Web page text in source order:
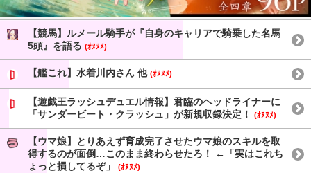
【競馬】ルメール騎手が『自身のキャリアで騎乗した名馬
5頭』を語る (ｵﾇﾇﾒ)
【艦これ】水着川内さん 他 (ｵﾇﾇﾒ)
【遊戯王ラッシュデュエル情報】君臨のヘッドライナーに
「サンダービート・クラッシュ」が新規収録決定！
(ｵﾇﾇﾒ)
【ウマ娘】とりあえず育成完了させたウマ娘のスキルを取
得するのが面倒…このまま終わらせたろ！ ←「実はこれち
ょっと損してるぞ」
(ｵﾇﾇﾒ)